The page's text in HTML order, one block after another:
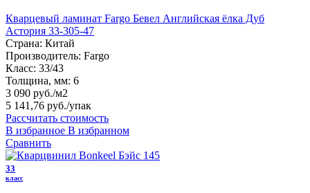
Кварцевый ламинат Fargo Бевел Английская ёлка Дуб
Астория 33-305-47
Страна: Китай
Производитель: Fargo
Класс: 33/43
Толщина, мм: 6
3 090 руб./м2
5 141,76 руб./упак
Рассчитать стоимость
В избранное В избранном
Сравнить
33
класс